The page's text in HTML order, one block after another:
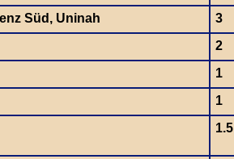
Süd, Uninah 3
2
1
1
1.5